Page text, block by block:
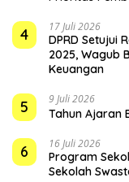
4 17 Juli 2026
DPRD Setujui
2025, Wagub
Keuangan
5 9 Juli 2026
Tahun Ajaran
6 16 Juli 2026
Program
Sekolah